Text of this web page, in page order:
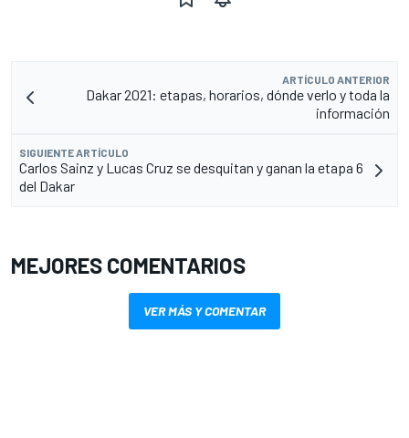
ARTÍCULO ANTERIOR
Dakar 2021: etapas, horarios, dónde verlo y toda la
información
SIGUIENTE ARTÍCULO
Carlos Sainz y Lucas Cruz se desquitan y ganan la etapa 6
del Dakar
MEJORES COMENTARIOS
VER MÁS Y COMENTAR